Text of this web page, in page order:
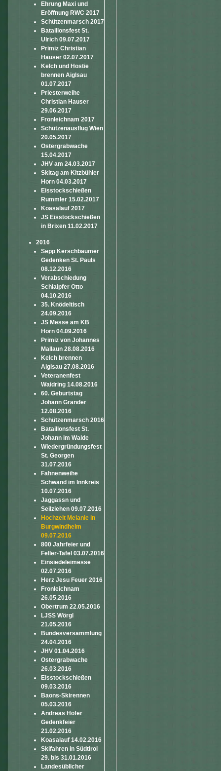
Ehrung Maxi und
Eröffnung RWC 2017
Schützenmarsch 2017
Bataillonsfest St.
Ulrich 09.07.2017
Primiz Christian
Hauser 02.07.2017
Kelch und Hostie
brennen Aiglsau
01.07.2017
Priesterweihe
Christian Hauser
29.06.2017
Fronleichnam 2017
Schützenausflug Wien
20.05.2017
Ostergrabwache
15.04.2017
JHV am 24.03.2017
Skitag am Kitzbühler
Horn 04.03.2017
Eisstockschießen
Rummler 15.02.2017
Koasalauf 2017
JS Eisstockschießen
in Brixen 11.02.2017
2016
Sepp Kerschbaumer
Gedenken St. Pauls
08.12.2016
Verabschiedung
Schlaipfer Otto
04.10.2016
35. Knödeltisch
24.09.2016
JS Messe am KB
Horn 04.09.2016
Primiz von Johannes
Mallaun 28.08.2016
Kelch brennen
Aiglsau 27.08.2016
Veteranenfest
Waidring 14.08.2016
60. Geburtstag
Johann Grander
12.08.2016
Schützenmarsch 2016
Bataillonsfest St.
Johann im Walde
Wiedergründungsfest
St. Georgen
31.07.2016
Fahnenweihe
Schwand im Innkreis
10.07.2016
Jaggassn und
Seilziehen 09.07.2016
Hochzeit Melanie in
Burgwindheim
09.07.2016
800 Jahrfeier und
Feller-Tafel 03.07.2016
Einsiedeleimesse
02.07.2016
Herz Jesu Feuer 2016
Fronleichnam
26.05.2016
Obertrum 22.05.2016
LJSS Wörgl
21.05.2016
Bundesversammlung
24.04.2016
JHV 01.04.2016
Ostergrabwache
26.03.2016
Eisstockschießen
09.03.2016
Baons-Skirennen
05.03.2016
Andreas Hofer
Gedenkfeier
21.02.2016
Koasalauf 14.02.2016
Skifahren in Südtirol
29. bis 31.01.2016
Landesüblicher